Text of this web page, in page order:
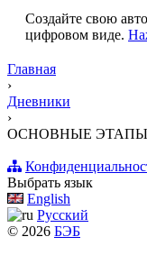
Создайте свою
цифровом виде.
Главная
›
Дневники
›
ОСНОВНЫЕ
Выбрать язык
English
Русский
© 2026 БЭБ